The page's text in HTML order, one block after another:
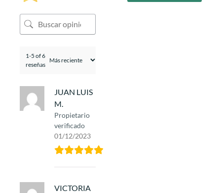
1-5 of 6
reseñas
JUAN LUIS
M.
Propietario
verificado
01/12/2023
VICTORIA